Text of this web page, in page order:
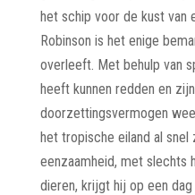
het schip voor de kust van
Robinson is het enige
overleeft. Met behulp van
heeft kunnen redden en
doorzettingsvermogen
het tropische eiland al snel
eenzaamheid, met slechts
dieren, krijgt hij op een